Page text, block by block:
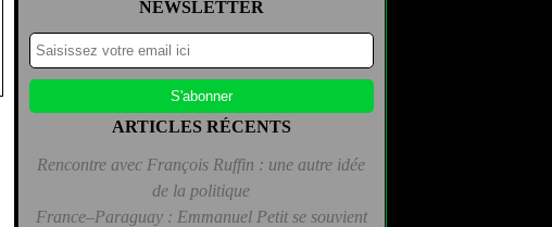
NEWSLETTER
ARTICLES RÉCENTS
Rencontre avec François Ruffin : une autre idée
de la politique
France–Paraguay : Emmanuel Petit se souvient